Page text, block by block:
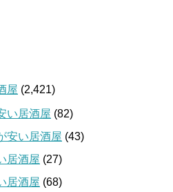
屋 (2,421)
い居酒屋 (82)
安い居酒屋 (43)
居酒屋 (27)
居酒屋 (68)